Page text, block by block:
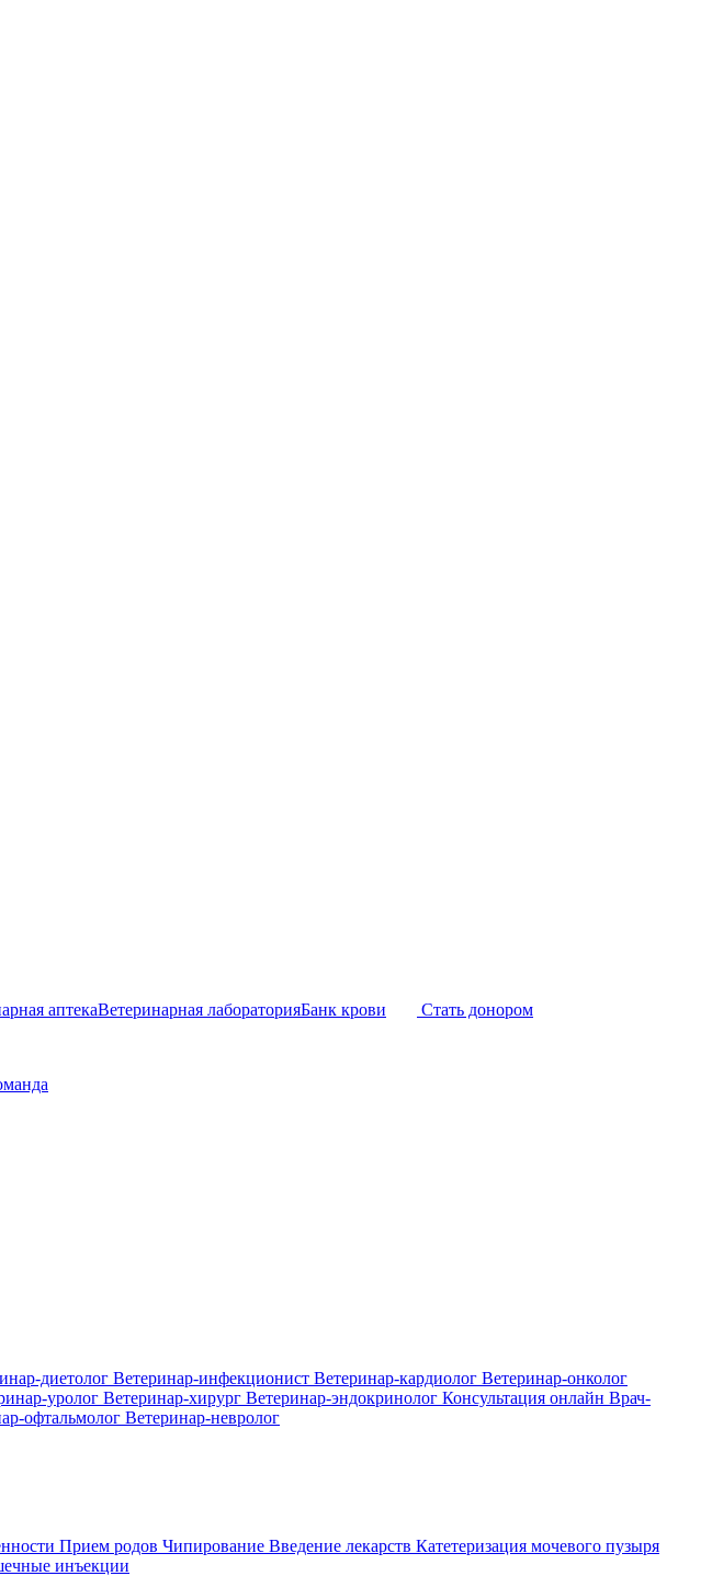
аптекаВетеринарная лабораторияБанк крови
Стать донором
диетолог Ветеринар-инфекционист Ветеринар-кардиолог Ветеринар-онколог
уролог Ветеринар-хирург Ветеринар-эндокринолог Консультация онлайн Врач-
офтальмолог Ветеринар-невролог
Прием родов Чипирование Введение лекарств Катетеризация мочевого пузыря
инъекции